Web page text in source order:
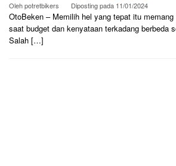
Olehpotretbikers Diposting pada 11/01/2024
OtoBeken – Memilih hel yang tepat itu
saat budget dan kenyataan terkadang berbeda
Salah […]